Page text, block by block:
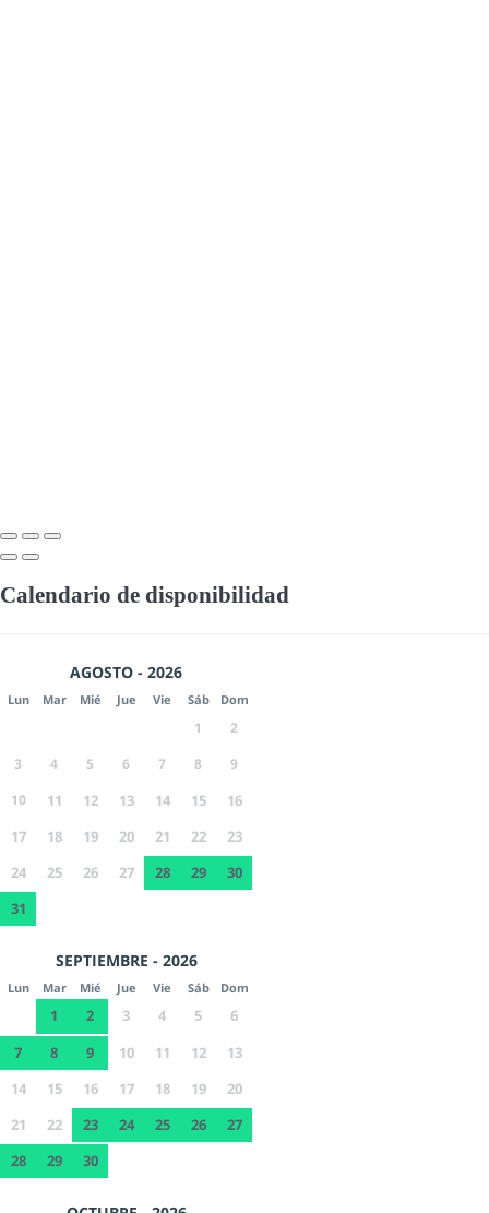
Calendario de disponibilidad
AGOSTO - 2026
Lun Mar Mié Jue Vie Sáb Dom
1
2
3
4 5 6 7 8
9
10
11 12 13 14 15
16
17
18 19 20 21 22
23
24
25 26 27 28 29
30
31
SEPTIEMBRE - 2026
Lun Mar Mié Jue Vie Sáb Dom
1 2 3 4 5
6
7
8 9 10 11 12
13
14
15 16 17 18 19
20
21
22 23 24 25 26
27
28
29 30